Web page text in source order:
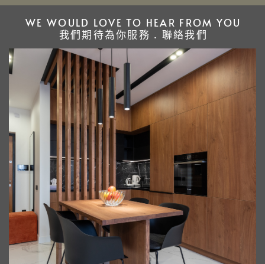
WE WOULD LOVE TO HEAR FROM YOU
我們期待為你服務 . 聯絡我們